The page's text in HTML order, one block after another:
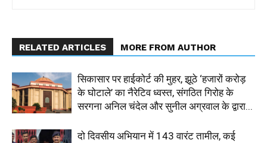
RELATED ARTICLES MORE FROM AUTHOR
सिकासार पर हाईकोर्ट की मुहर, झूठे ‘हजारों करोड़
के घोटाले’ का नैरेटिव ध्वस्त, संगठित गिरोह के
सरगना अनिल चंदेल और सुनील अग्रवाल के द्वारा...
दो दिवसीय अभियान में 143 वारंट तामील, कई